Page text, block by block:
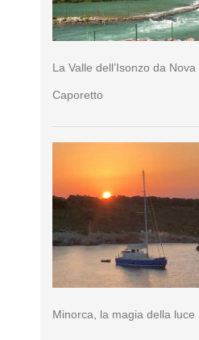
La Valle dell’Isonzo da
Caporetto
Minorca, la magia della luce